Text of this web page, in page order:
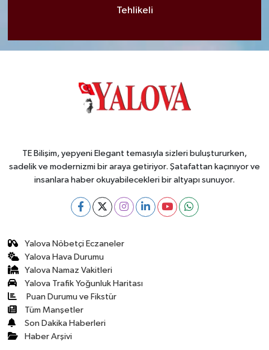
Tehlikeli
TE Bilişim, yepyeni Elegant temasıyla sizleri buluştururken,
sadelik ve modernizmi bir araya getiriyor. Şatafattan kaçınıyor ve
insanlara haber okuyabilecekleri bir altyapı sunuyor.
Yalova Nöbetçi Eczaneler
Yalova Hava Durumu
Yalova Namaz Vakitleri
Yalova Trafik Yoğunluk Haritası
Puan Durumu ve Fikstür
Tüm Manşetler
Son Dakika Haberleri
Haber Arşivi